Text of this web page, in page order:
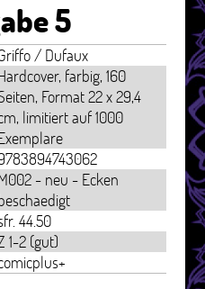
5
/ Dufaux
farbig, 160
Format 22 x 29,4
limitiert auf 1000
- neu - Ecken
44.50
1-2 (gut)